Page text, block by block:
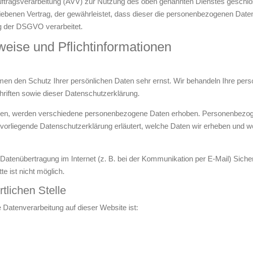
Vertrag, der gewährleistet, dass dieser die personenbezogenen
der DSGVO verarbeitet.
und Pflicht­informationen
den Schutz Ihrer persönlichen Daten sehr ernst. Wir behandeln Ihre
sowie dieser Datenschutzerklärung.
werden verschiedene personenbezogene Daten erhoben.
Datenschutzerklärung erläutert, welche Daten wir erheben und
im Internet (z. B. bei der Kommunikation per E-Mail)
ist nicht möglich.
Stelle
auf dieser Website ist: